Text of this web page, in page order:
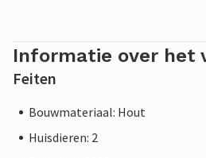
Informatie over het
Feiten
Bouwmateriaal: Hout
Huisdieren: 2